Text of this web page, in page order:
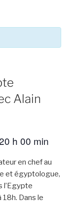
Alain
h 00 min
en chef au
et égyptologue,
l’Egypte
18h. Dans le